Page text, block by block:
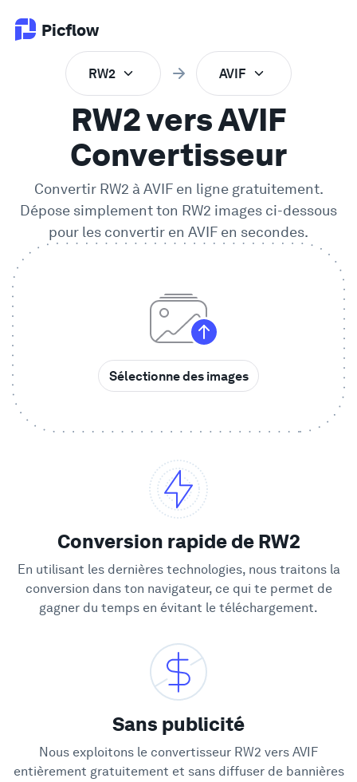
Picflow
Validation en Ligne
Galerie Client
Logiciel DAM
Entreprise
Comparer
Mur de l'Amour
RW2 AVIF
RW2 vers AVIF
Convertisseur
Convertir RW2 àAVIFen ligne gratuitement.
Dépose simplement ton RW2 images ci-dessous
pour les convertir en AVIF en secondes.
Sélectionne des images
Conversion rapide de RW2
En utilisant les dernières technologies, nous traitons la
conversion dans ton navigateur, ce qui te permet de
gagner du temps en évitant le téléchargement.
Sans publicité
Nous exploitons le convertisseur RW2 vers AVIF
entièrement gratuitement et sans diffuser de bannières